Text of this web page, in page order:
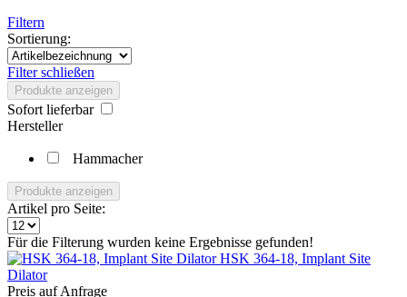
Filtern
Sortierung:
Filter schließen
Produkte anzeigen
Sofort lieferbar
Hersteller
Hammacher
Produkte anzeigen
Artikel pro Seite:
Für die Filterung wurden keine Ergebnisse gefunden!
HSK 364-18, Implant Site
Dilator
Preis auf Anfrage